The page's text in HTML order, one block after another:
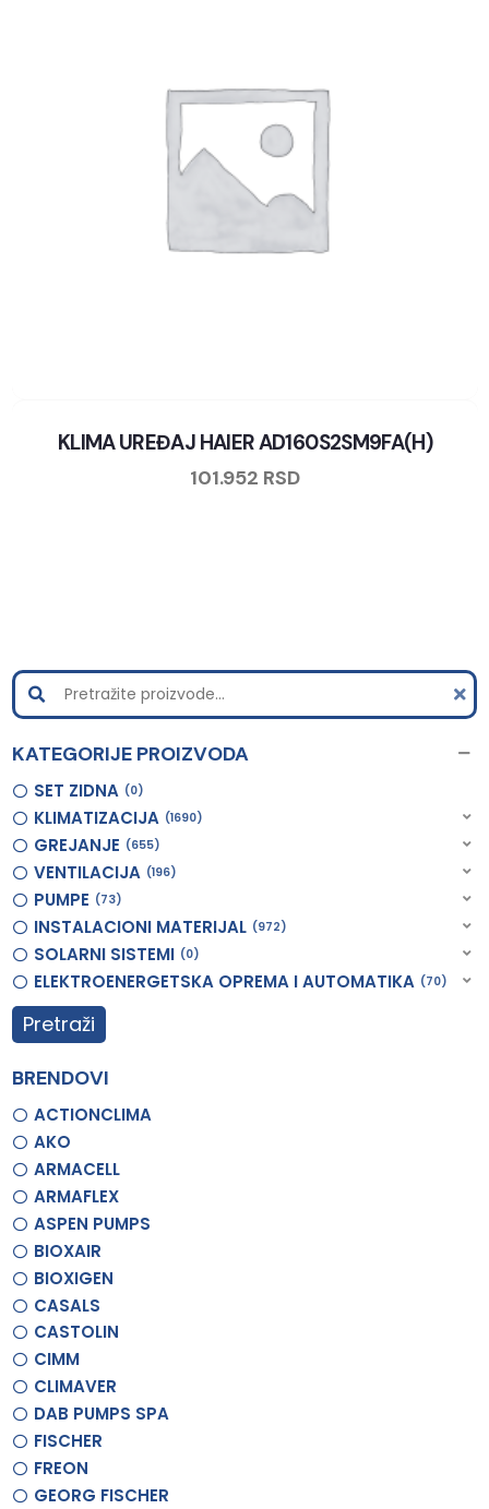
KLIMA UREĐAJ HAIER AD160S2SM9FA(H)
101.952 RSD
KATEGORIJE PROIZVODA
SET ZIDNA 0
KLIMATIZACIJA 1690
GREJANJE 655
VENTILACIJA 196
PUMPE 73
INSTALACIONI MATERIJAL 972
SOLARNI SISTEMI 0
ELEKTROENERGETSKA OPREMA I AUTOMATIKA 70
Pretraži
BRENDOVI
ACTIONCLIMA
AKO
ARMACELL
ARMAFLEX
ASPEN PUMPS
BIOXAIR
BIOXIGEN
CASALS
CASTOLIN
CIMM
CLIMAVER
DAB PUMPS SPA
FISCHER
FREON
GEORG FISCHER